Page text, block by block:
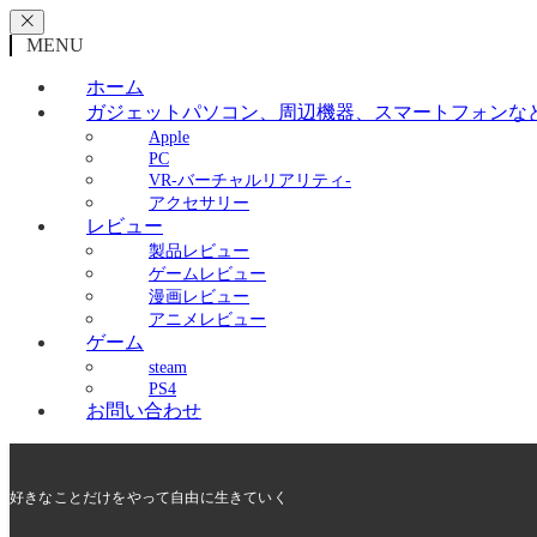
MENU
ホーム
ガジェット パソコン、周辺機器、スマートフォンな
Apple
PC
VR-バーチャルリアリティ-
アクセサリー
レビュー
製品レビュー
ゲームレビュー
漫画レビュー
アニメレビュー
ゲーム
steam
PS4
お問い合わせ
好きなことだけをやって自由に生きていく